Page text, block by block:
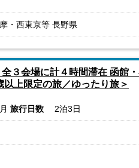
・西東京等 長野県
全３会場に計４時間滞在 函館
上限定の旅／ゆったり旅＞
旅行日数 2泊3日